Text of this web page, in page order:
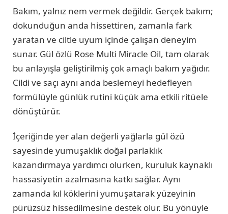
Bakım, yalnız nem vermek değildir. Gerçek bakım;
dokunduğun anda hissettiren, zamanla fark
yaratan ve ciltle uyum içinde çalışan deneyim
sunar. Gül özlü Rose Multi Miracle Oil, tam olarak
bu anlayışla geliştirilmiş çok amaçlı bakım yağıdır.
Cildi ve saçı aynı anda beslemeyi hedefleyen
formülüyle günlük rutini küçük ama etkili ritüele
dönüştürür.
İçeriğinde yer alan değerli yağlarla gül özü
sayesinde yumuşaklık doğal parlaklık
kazandırmaya yardımcı olurken, kuruluk kaynaklı
hassasiyetin azalmasına katkı sağlar. Aynı
zamanda kıl köklerini yumuşatarak yüzeyinin
pürüzsüz hissedilmesine destek olur. Bu yönüyle